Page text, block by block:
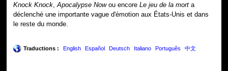
Knock Knock,Apocalypse Nowou encoreLe jeu de la mort a
déclenché une importante vague d'émotion aux États-Unis et dans
le reste du monde.
Traductions : English Español Deutsch Italiano Português 中文